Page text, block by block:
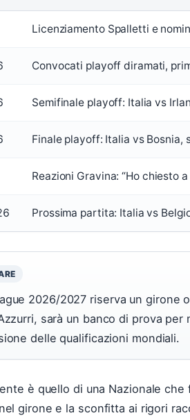
Licenziamento Spalletti e
Convocati playoff diramati,
Semifinale playoff: Italia vs
Finale playoff: Italia vs Bosnia,
Reazioni Gravina: “Ho chiesto
Prossima partita: Italia vs
2026/2027 riserva un girone
sarà un banco di prova
delle qualificazioni mondiali.
è quello di una Nazionale
girone e la sconfitta ai rigori